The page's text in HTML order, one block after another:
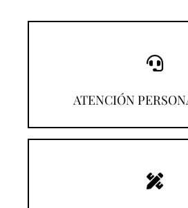
ATENCIÓN
¡Llámanos!
¡Descúbrelas!